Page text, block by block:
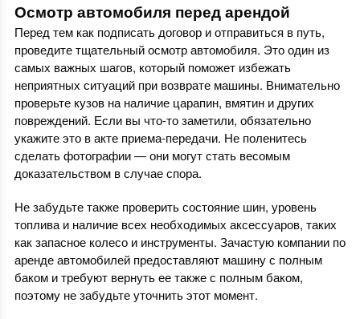
Осмотр автомобиля перед арендой
Перед тем как подписать договор и отправиться в путь,
проведите тщательный осмотр автомобиля. Это один из
самых важных шагов, который поможет избежать
неприятных ситуаций при возврате машины. Внимательно
проверьте кузов на наличие царапин, вмятин и других
повреждений. Если вы что-то заметили, обязательно
укажите это в акте приема-передачи. Не поленитесь
сделать фотографии — они могут стать весомым
доказательством в случае спора.
Не забудьте также проверить состояние шин, уровень
топлива и наличие всех необходимых аксессуаров, таких
как запасное колесо и инструменты. Зачастую компании по
аренде автомобилей предоставляют машину с полным
баком и требуют вернуть ее также с полным баком,
поэтому не забудьте уточнить этот момент.